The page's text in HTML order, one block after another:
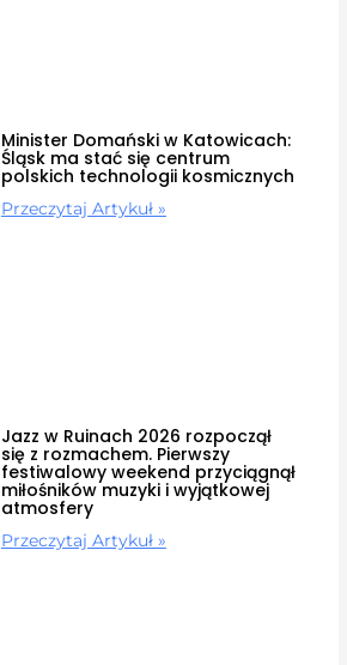
Minister Domański w Katowicach:
Śląsk ma stać się centrum
polskich technologii kosmicznych
Przeczytaj Artykuł »
Jazz w Ruinach 2026 rozpoczął
się z rozmachem. Pierwszy
festiwalowy weekend przyciągnął
miłośników muzyki i wyjątkowej
atmosfery
Przeczytaj Artykuł »